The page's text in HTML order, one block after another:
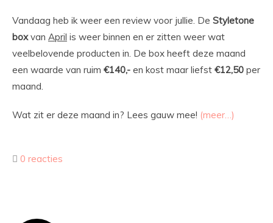
Vandaag heb ik weer een review voor jullie. De Styletone
boxvan April is weer binnen en er zitten weer wat
veelbelovende producten in. De box heeft deze maand
een waarde van ruim €140,- en kost maar liefst €12,50 per
maand.
Wat zit er deze maand in? Lees gauw mee! (meer…)
0 reacties